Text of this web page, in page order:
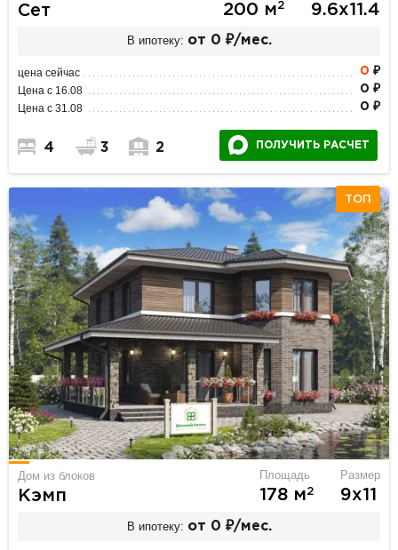
Сет 200 м2 9.6х11.4
В ипотеку: от 0 ₽/мес.
цена сейчас 0 ₽
Цена с 16.08 0 ₽
Цена с 31.08 0 ₽
4 3 2 ПОЛУЧИТЬ РАСЧЕТ
ТОП
Дом из блоков
Кэмп
Площадь
178 м2
Размер
9х11
В ипотеку: от 0 ₽/мес.